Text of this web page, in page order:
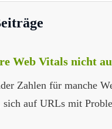
Web Vitals nicht
Zahlen für manche
auf URLs mit